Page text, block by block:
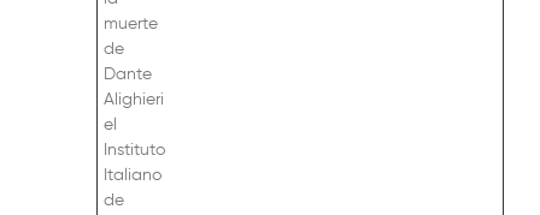
muerte
de
Dante
Alighieri
el
Instituto
Italiano
de